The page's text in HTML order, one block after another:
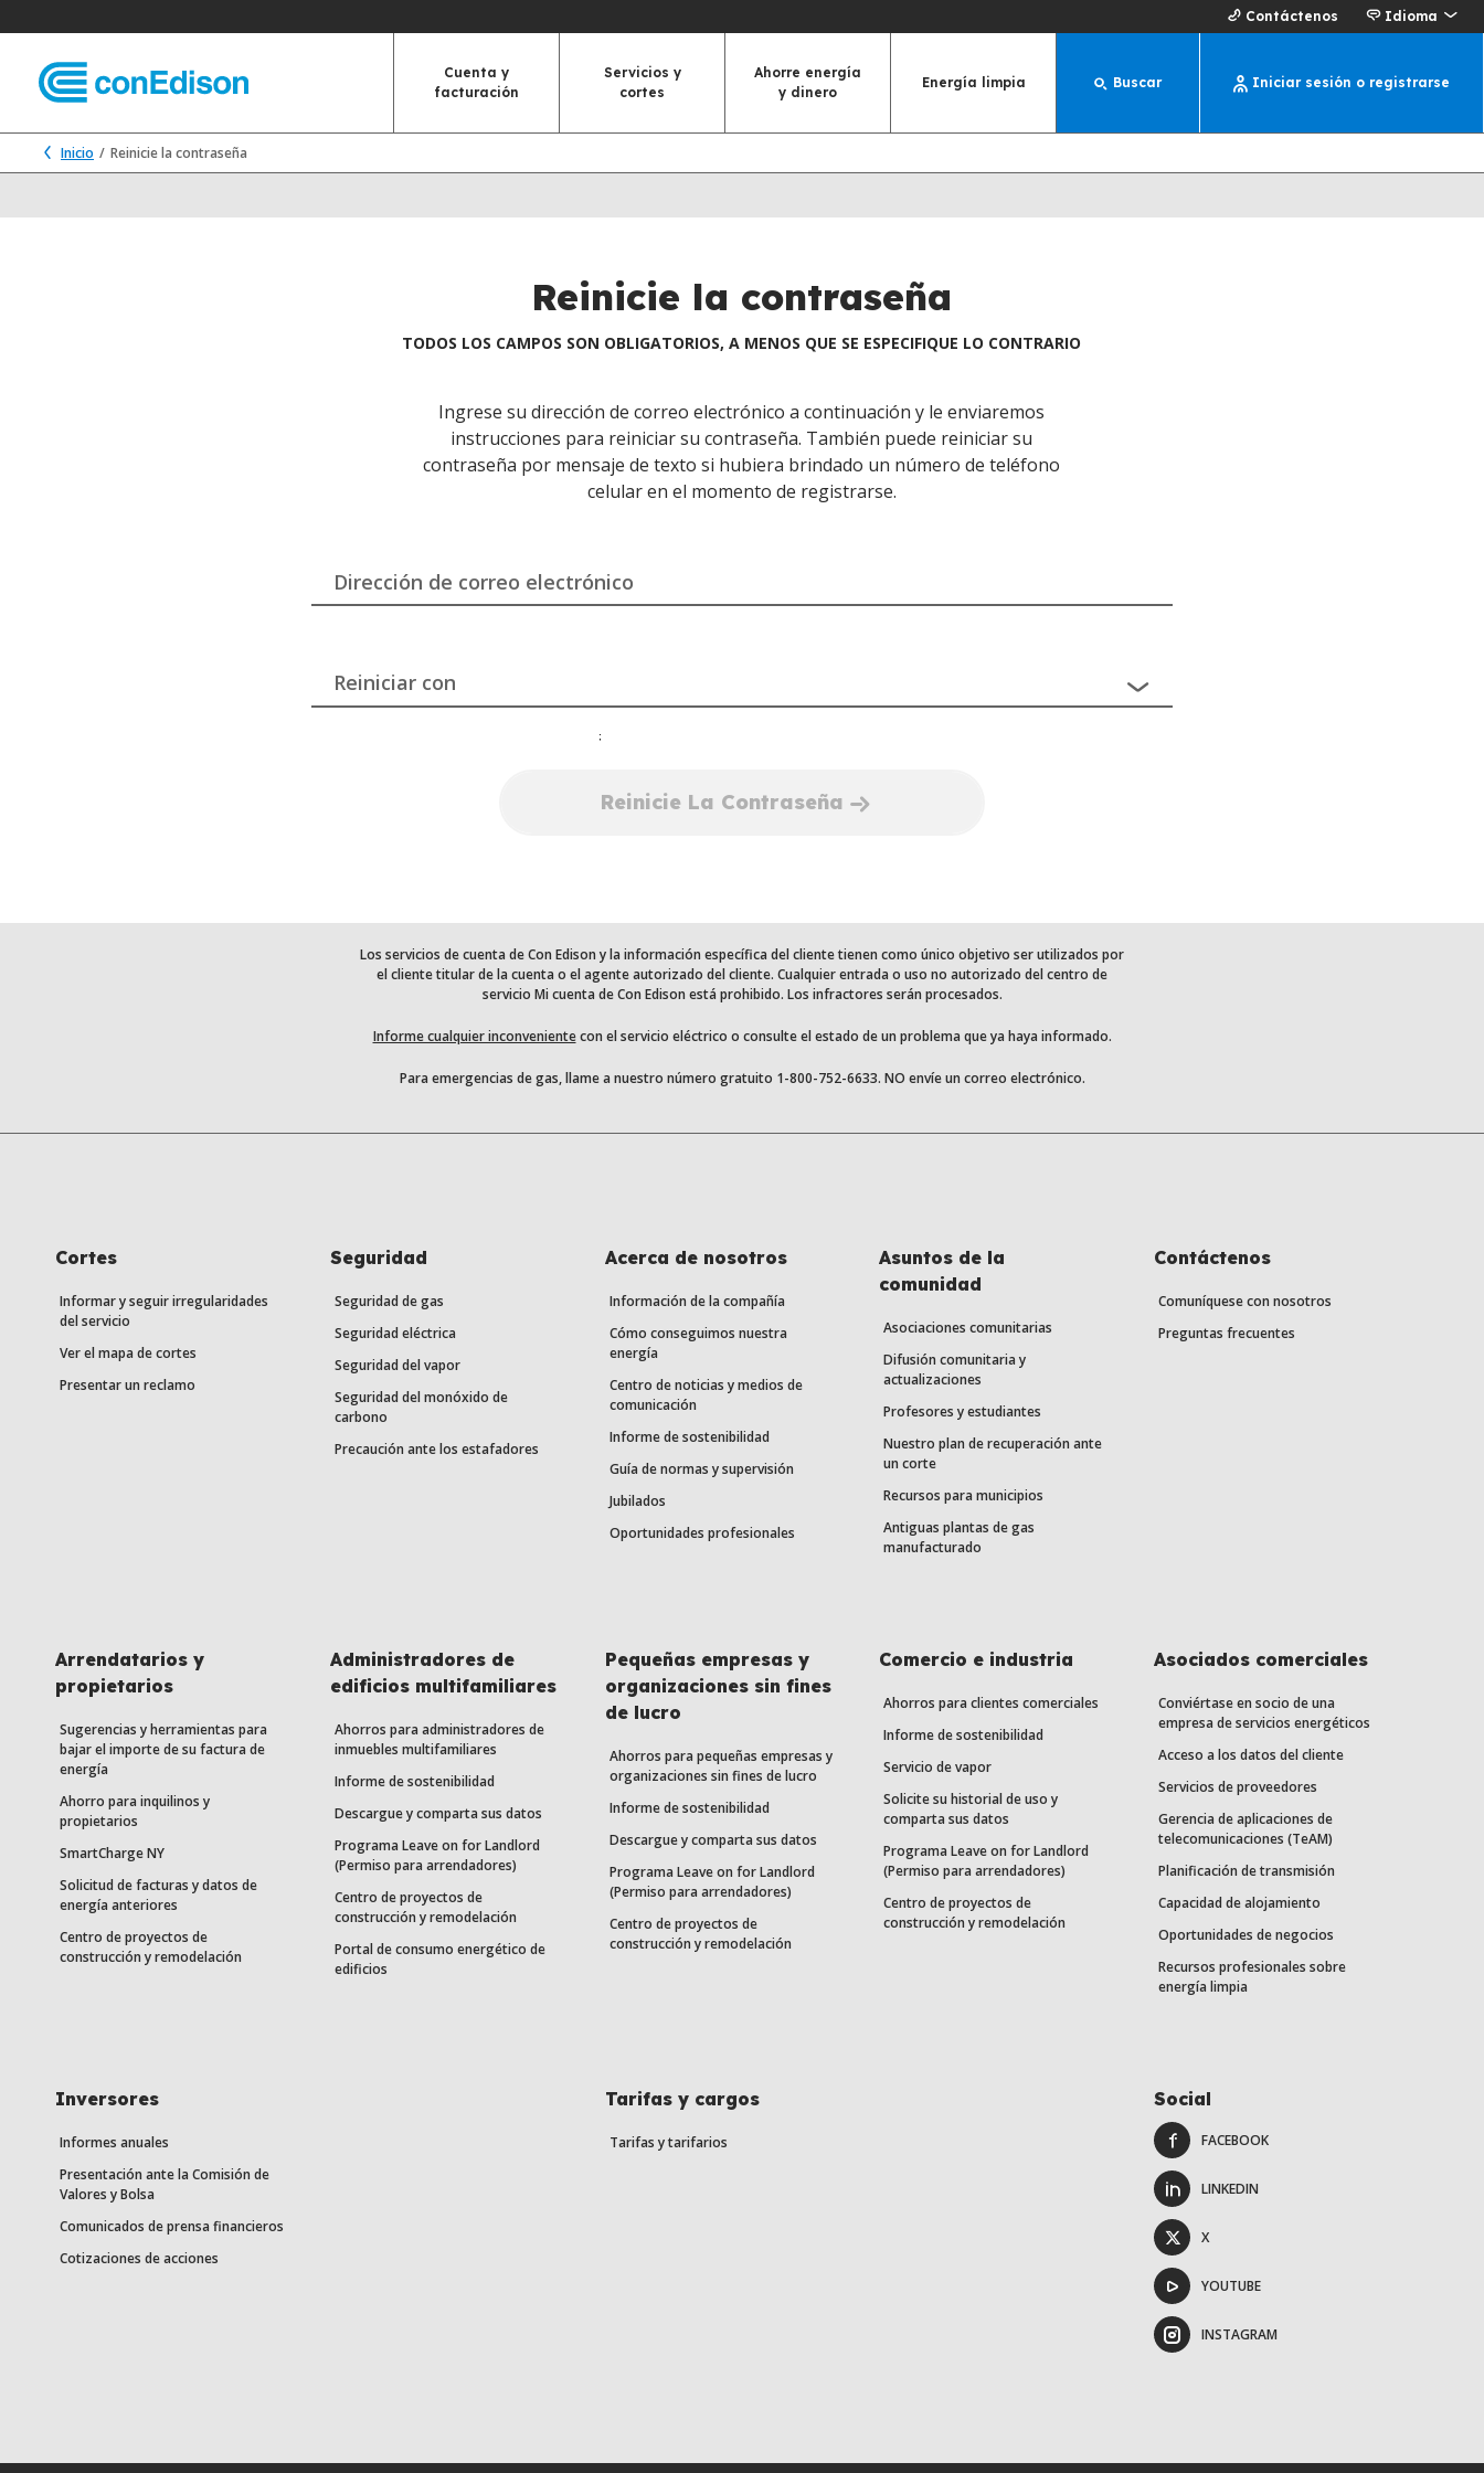
Contáctenos Idioma
Cuenta y
facturación
Servicios y
cortes
Ahorre energía
y dinero
Energía limpia Buscar Iniciar sesión o registrarse
Inicio Reinicie la contraseña
Reinicie la contraseña
TODOS LOS CAMPOS SON OBLIGATORIOS, A MENOS QUE SE ESPECIFIQUE LO CONTRARIO
Ingrese su dirección de correo electrónico a continuación y le enviaremos
instrucciones para reiniciar su contraseña. También puede reiniciar su
contraseña por mensaje de texto si hubiera brindado un número de teléfono
celular en el momento de registrarse.
Dirección de correo electrónico
;
Reinicie La Contraseña
Los servicios de cuenta de Con Edison y la información específica del cliente tienen como único objetivo ser utilizados por
el cliente titular de la cuenta o el agente autorizado del cliente. Cualquier entrada o uso no autorizado del centro de
servicio Mi cuenta de Con Edison está prohibido. Los infractores serán procesados.
Informe cualquier inconvenientecon el servicio eléctrico o consulte el estado de un problema que ya haya informado.
Para emergencias de gas, llame a nuestro número gratuito 1-800-752-6633. NO envíe un correo electrónico.
Cortes
Informar y seguir irregularidades
del servicio
Ver el mapa de cortes
Presentar un reclamo
Seguridad
Seguridad de gas
Seguridad eléctrica
Seguridad del vapor
Seguridad del monóxido de
carbono
Precaución ante los estafadores
Acerca de nosotros
Información de la compañía
Cómo conseguimos nuestra
energía
Centro de noticias y medios de
comunicación
Informe de sostenibilidad
Guía de normas y supervisión
Jubilados
Oportunidades profesionales
Asuntos de la
comunidad
Asociaciones comunitarias
Difusión comunitaria y
actualizaciones
Profesores y estudiantes
Nuestro plan de recuperación ante
un corte
Recursos para municipios
Antiguas plantas de gas
manufacturado
Contáctenos
Comuníquese con nosotros
Preguntas frecuentes
Arrendatarios y
propietarios
Sugerencias y herramientas para
bajar el importe de su factura de
energía
Ahorro para inquilinos y
propietarios
SmartCharge NY
Solicitud de facturas y datos de
energía anteriores
Centro de proyectos de
construcción y remodelación
Administradores de
edificios multifamiliares
Ahorros para administradores de
inmuebles multifamiliares
Informe de sostenibilidad
Descargue y comparta sus datos
Programa Leave on for Landlord
(Permiso para arrendadores)
Centro de proyectos de
construcción y remodelación
Portal de consumo energético de
edificios
Pequeñas empresas y
organizaciones sin fines
de lucro
Ahorros para pequeñas empresas y
organizaciones sin fines de lucro
Informe de sostenibilidad
Descargue y comparta sus datos
Programa Leave on for Landlord
(Permiso para arrendadores)
Centro de proyectos de
construcción y remodelación
Comercio e industria
Ahorros para clientes comerciales
Informe de sostenibilidad
Servicio de vapor
Solicite su historial de uso y
comparta sus datos
Programa Leave on for Landlord
(Permiso para arrendadores)
Centro de proyectos de
construcción y remodelación
Asociados comerciales
Conviértase en socio de una
empresa de servicios energéticos
Acceso a los datos del cliente
Servicios de proveedores
Gerencia de aplicaciones de
telecomunicaciones (TeAM)
Planificación de transmisión
Capacidad de alojamiento
Oportunidades de negocios
Recursos profesionales sobre
energía limpia
Inversores
Informes anuales
Presentación ante la Comisión de
Valores y Bolsa
Comunicados de prensa financieros
Cotizaciones de acciones
Tarifas y cargos
Tarifas y tarifarios
Social
FACEBOOK
LINKEDIN
X
YOUTUBE
INSTAGRAM